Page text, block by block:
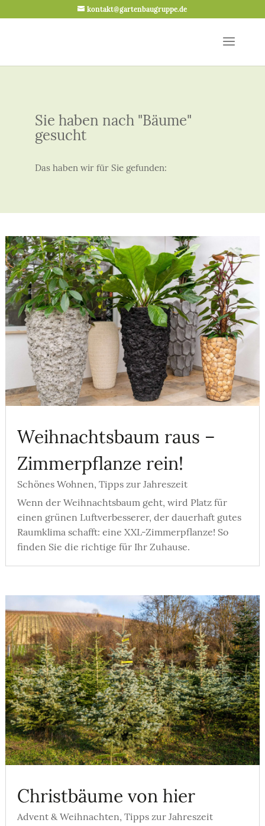
kontakt@gartenbaugruppe.de
Sie haben nach "Bäume"
gesucht
Das haben wir für Sie gefunden:
Weihnachtsbaum raus –
Zimmerpflanze rein!
Schönes Wohnen, Tipps zur Jahreszeit
Wenn der Weihnachtsbaum geht, wird Platz für
einen grünen Luftverbesserer, der dauerhaft gutes
Raumklima schafft: eine XXL-Zimmerpflanze! So
finden Sie die richtige für Ihr Zuhause.
Christbäume von hier
Advent & Weihnachten, Tipps zur Jahreszeit